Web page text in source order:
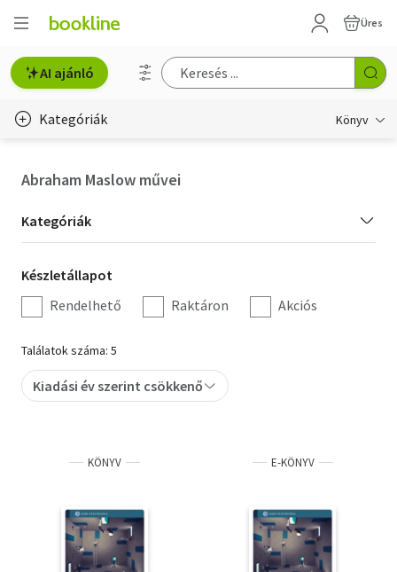
Üres
AI ajánló
Kategóriák Könyv
Hobbi, szabadidő
Irodalom
Művészet
Szakkönyv
Tankönyv, segédkönyv
Természettudomány
Abraham Maslow művei
Kategória
szűrés
Kategóriák
Készletállapot
szűrés
Készletállapot
Rendelhető
Raktáron Akciós
Találatok száma: 5
Kiadási év szerint csökkenő
KÖNYV E-KÖNYV